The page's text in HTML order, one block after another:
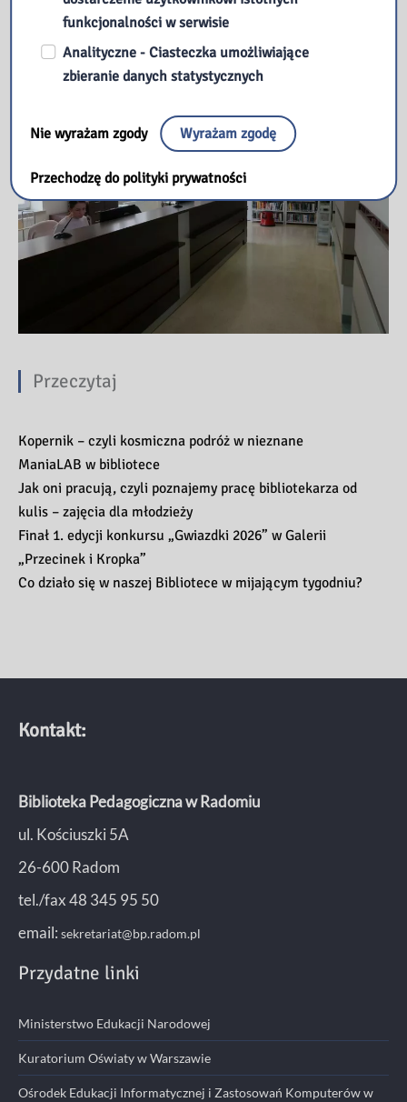
Nasza biblioteka
Przeczytaj
Kopernik – czyli kosmiczna podróż w nieznane
ManiaLAB w bibliotece
Jak oni pracują, czyli poznajemy pracę bibliotekarza od
kulis – zajęcia dla młodzieży
Finał 1. edycji konkursu „Gwiazdki 2026” w Galerii
„Przecinek i Kropka”
Co działo się w naszej Bibliotece w mijającym tygodniu?
Kontakt:
Biblioteka Pedagogiczna w Radomiu
ul. Kościuszki 5A
26-600 Radom
tel./fax 48 345 95 50
email: sekretariat@bp.radom.pl
Przydatne linki
Ministerstwo Edukacji Narodowej
Kuratorium Oświaty w Warszawie
Ośrodek Edukacji Informatycznej i Zastosowań Komputerów w
funkcjonalności w serwisie
Analityczne - Ciasteczka umożliwiające
zbieranie danych statystycznych
Nie wyrażam zgody Wyrażam zgodę
Przechodzę do polityki prywatności